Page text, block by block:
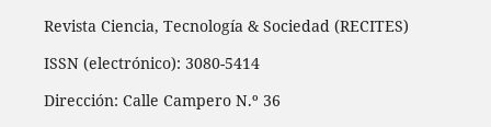
Revista Ciencia, Tecnología & Sociedad (RECITES)
ISSN (electrónico): 3080-5414
Dirección: Calle Campero N.º 36